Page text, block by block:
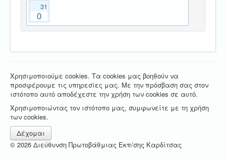
31
0
Χρησιμοποιούμε cookies. Τα cookies μας βοηθούν να
προσφέρουμε τις υπηρεσίες μας. Με την πρόσβαση σας στον
ιστότοπο αυτό αποδέχεστε την χρήση των cookies σε αυτό.
Χρησιμοποιώντας τον ιστότοπο μας, συμφωνείτε με τη χρήση
των cookies.
Δέχομαι
© 2026 Διεύθυνση Πρωτοβάθμιας Εκπ/σης Καρδίτσας